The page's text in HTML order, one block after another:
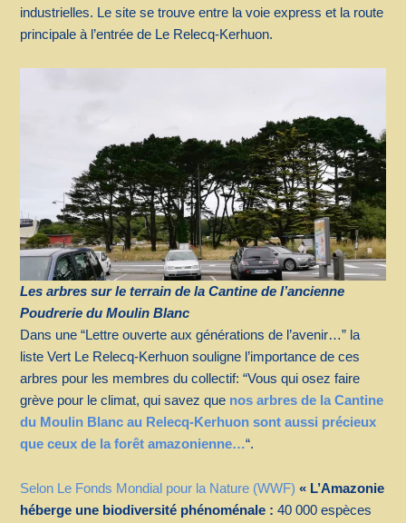
industrielles. Le site se trouve entre la voie express et la route
principale à l’entrée de Le Relecq-Kerhuon.
Les arbres sur le terrain de la Cantine de l’ancienne
Poudrerie du Moulin Blanc
Dans une “Lettre ouverte aux générations de l’avenir…” la
liste Vert Le Relecq-Kerhuon souligne l’importance de ces
arbres pour les membres du collectif: “Vous qui osez faire
grève pour le climat, qui savez que nos arbres de la Cantine
du Moulin Blanc au Relecq-Kerhuon sont aussi précieux
que ceux de la forêt amazonienne…“.
Selon Le Fonds Mondial pour la Nature (WWF) « L’Amazonie
héberge une biodiversité phénoménale : 40 000 espèces